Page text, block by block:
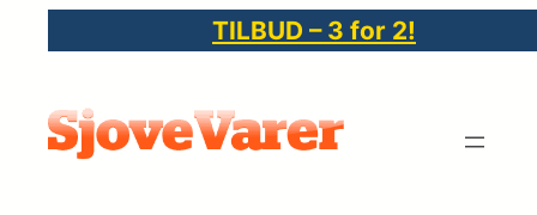
indhold
TILBUD – 3 for 2!